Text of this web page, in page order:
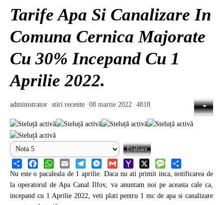
Tarife Apa Si Canalizare In
Comuna Cernica Majorate
Cu 30% Incepand Cu 1
Aprilie 2022.
administrator stiri recente 08 martie 2022 4818
ShareFacebookWhatsApp
EmailTelegramMessenger
GmailYahoo
Mail
X MessageShare
Nu este o pacaleala de 1 aprilie. Daca nu ati primit inca, notificarea de
la operatorul de Apa Canal Ilfov, va anuntam noi pe aceasta cale ca,
incepand cu 1 Aprilie 2022, veti plati pentru 1 mc de apa si canalizare